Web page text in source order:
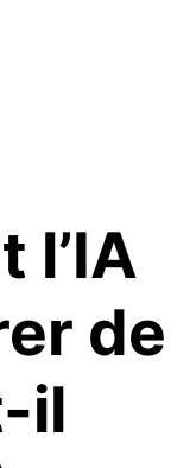
l’IA
de
il